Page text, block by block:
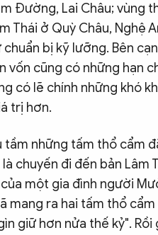
Đường, Lai Châu; vùng
Thái ở Quỳ Châu, Nghệ
bị kỹ lưỡng. Bên
vốn cũng có những hạn
có lẽ chính những khó
trị hơn.
những tấm thổ cẩm
chuyến đi đến bản Lâm
một gia đình người
mang ra hai tấm thổ
giữ hơn nửa thế kỷ".